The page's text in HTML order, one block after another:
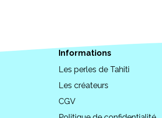
Informations
Les perles de Tahiti
Les créateurs
CGV